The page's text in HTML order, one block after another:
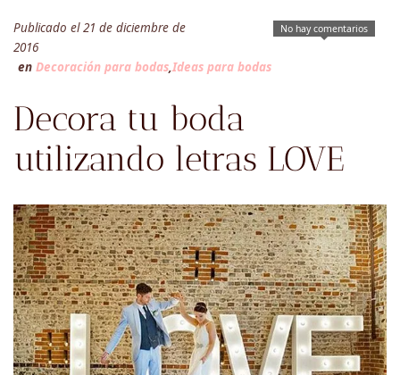
No hay comentarios
Publicado el 21 de diciembre de
2016
en Decoración para bodas,Ideas para bodas
Decora tu boda
utilizando letras LOVE